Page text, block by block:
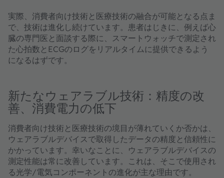
実際、消費者向け技術と医療技術の融合が可能となる点ま
で、技術は進化し続けています。患者はじきに、例えば心
臓の専門医と面談する際に、スマートウォッチで測定され
た心拍数とECGのログをリアルタイムに提供できるよう
になるはずです。
新たなウェアラブル技術：精度の改
善、消費電力の低下
消費者向け技術と医療技術の境目が薄れていくか否かは、
ウェアラブルデバイスで取得したデータの精度と信頼性に
かかっています。幸いなことに、ウェアラブルデバイスの
測定性能は常に改善しています。これは、そこで使用され
る光学/電気コンポーネントの進化が主な理由です。